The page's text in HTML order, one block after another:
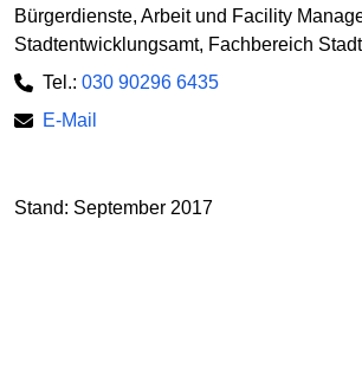
Bürgerdienste, Arbeit und Facility
Stadtentwicklungsamt, Fachbereich
Tel.: 030 90296 6435
E-Mail
Stand: September 2017